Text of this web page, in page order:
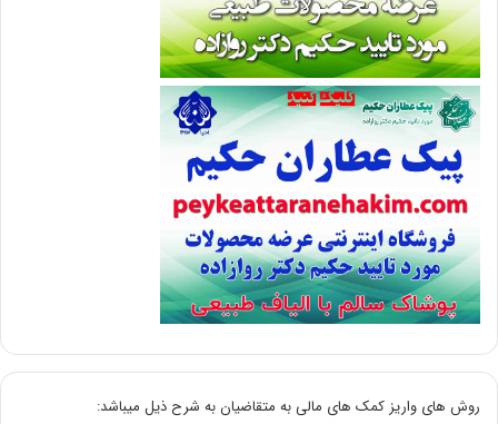
روش های واریز کمک های مالی به متقاضیان به شرح ذیل میباشد: